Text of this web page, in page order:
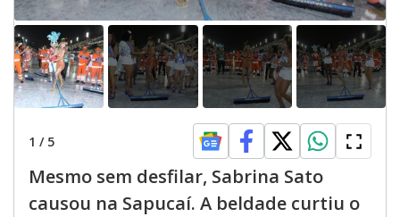
1 / 5
Mesmo sem desfilar, Sabrina Sato
causou na Sapucaí. A beldade curtiu o